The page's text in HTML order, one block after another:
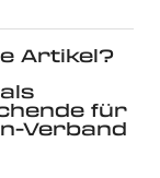
Artikel?
für
Verband